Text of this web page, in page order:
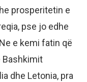
prosperitetin e
pse jo edhe
e kemi fatin që
Bashkimit
dhe Letonia, pra